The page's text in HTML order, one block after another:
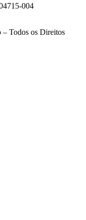
004
– Todos os Direitos